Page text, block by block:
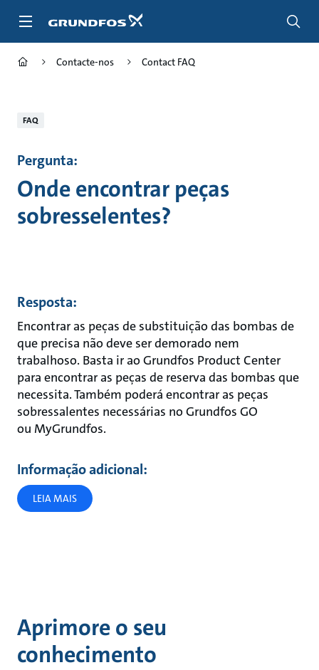
para
Contacte-nos Contact FAQ
FAQ
Pergunta:
Onde encontrar peças
sobresselentes?
Resposta:
Encontrar as peças de substituição das bombas de
que precisa não deve ser demorado nem
trabalhoso. Basta ir ao Grundfos Product Center
para encontrar as peças de reserva das bombas que
necessita. Também poderá encontrar as peças
sobressalentes necessárias no Grundfos GO
ou MyGrundfos.
Informação adicional:
LEIA MAIS
Aprimore o seu
conhecimento